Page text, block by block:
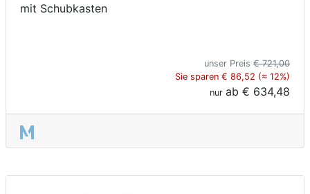
mit Schubkasten
unser Preis € 721,00
Sie sparen € 86,52 (≈ 12%)
nur ab € 634,48